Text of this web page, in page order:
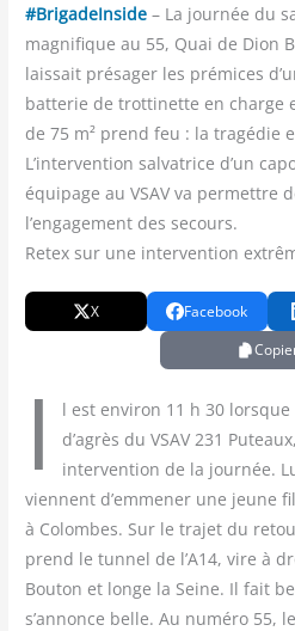
#BrigadeInside – La journée du
magnifique au 55, Quai de Dion
laissait présager les prémices
batterie de trottinette en charge
de 75 m² prend feu : la tragédie
L’intervention salvatrice d’un
équipage au VSAV va permettre
l’engagement des secours.
Retex sur une intervention
X Facebook
I
l est envi­ron 11 h 30
d’agrès du VSAV 231
inter­ven­tion de la jour­née.
viennent d’emmener une jeune
à Colombes. Sur le tra­jet du
prend le tun­nel de l’A14, vire à
Bou­ton et longe la Seine. Il fait
s’annonce belle. Au numé­ro 55,